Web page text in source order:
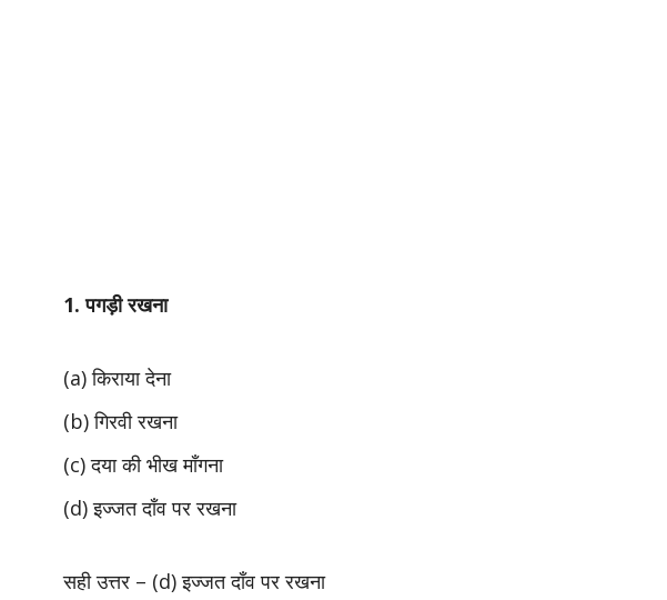
1. पगड़ी रखना
(a) किराया देना
(b) गिरवी रखना
(c) दया की भीख माँगना
(d) इज्जत दाँव पर रखना
सही उत्तर – (d) इज्जत दाँव पर रखना